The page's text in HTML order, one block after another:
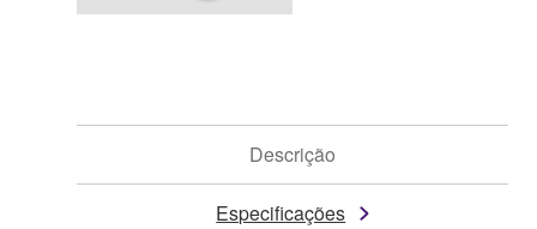
Descrição
Especificações